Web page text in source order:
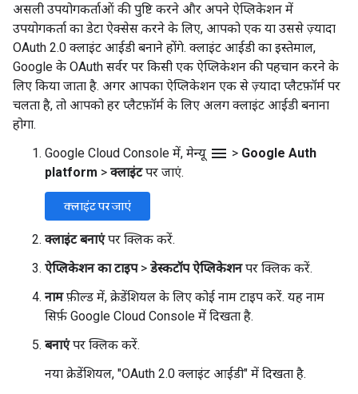
असली उपयोगकर्ताओं की पुष्टि करने और अपने ऐप्लिकेशन में
उपयोगकर्ता का डेटा ऐक्सेस करने के लिए, आपको एक या उससे ज़्यादा
OAuth 2.0 क्लाइंट आईडी बनाने होंगे. क्लाइंट आईडी का इस्तेमाल,
Google के OAuth सर्वर पर किसी एक ऐप्लिकेशन की पहचान करने के
लिए किया जाता है. अगर आपका ऐप्लिकेशन एक से ज़्यादा प्लैटफ़ॉर्म पर
चलता है, तो आपको हर प्लैटफ़ॉर्म के लिए अलग क्लाइंट आईडी बनाना
होगा.
Google Cloud Console में, मेन्यू menu > Google Auth
platform > क्लाइंटपर जाएं.
क्लाइंट पर जाएं
क्लाइंट बनाएंपर क्लिक करें.
ऐप्लिकेशन का टाइप > डेस्कटॉप ऐप्लिकेशनपर क्लिक करें.
नामफ़ील्ड में, क्रेडेंशियल के लिए कोई नाम टाइप करें. यह नाम
सिर्फ़ Google Cloud Console में दिखता है.
बनाएंपर क्लिक करें.
नया क्रेडेंशियल, "OAuth 2.0 क्लाइंट आईडी" में दिखता है.